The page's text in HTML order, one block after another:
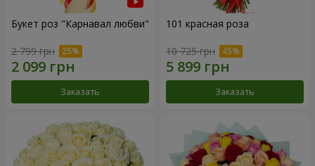
Букет роз "Карнавал любви"
2 799 грн
Заказать
101 красная роза
10 725 грн
Заказать